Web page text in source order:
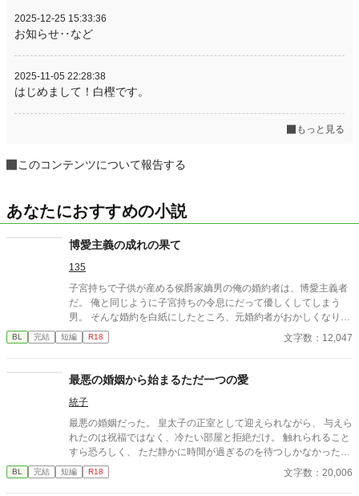
2025-12-25 15:33:36
お知らせ‥など
2025-11-05 22:28:38
はじめまして！白樫です。
もっと見る
このコンテンツについて報告する
あなたにおすすめの小説
博愛主義の成れの果て
135
子宮持ちで子供が産める侯爵家嫡男の俺の婚約者は、博愛主義者
だ。 俺と同じように子宮持ちの令息にだって優しくしてしまう
男。 そんな婚約を白紙にしたところ、元婚約者がおかしくなりは
じめた……。
BL 完結 短編 R18 文字数：12,047
最悪の婚姻から始まるただ一つの愛
統子
最悪の婚姻だった。 皇太子の正室として迎えられながら、 与えら
れたのは祝福ではなく、冷たい部屋と拒絶だけ。 触れられること
すら恐ろしく、 ただ静かに時間が過ぎるのを待つしかなかった。
けれど—— 差し出された手は、思っていたものとは違っていた。
無理に触れない。 急がない。 ただ、こちらの様子を確かめるよう
BL 完結 短編 R18 文字数：20,006